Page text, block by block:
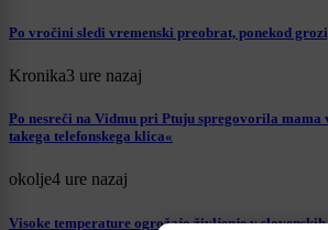
Po vročini sledi vremenski preobrat, ponekod
Kronika3 ure nazaj
Po nesreči na Vidmu pri Ptuju spregovorila mama
takega telefonskega klica«
okolje4 ure nazaj
Visoke temperature ogrožajo življenje v slovenskih